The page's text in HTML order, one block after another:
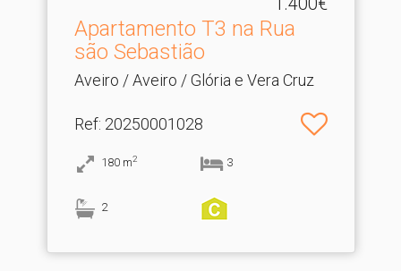
Apartamento T3 na Rua
são Sebastião
Aveiro / Aveiro / Glória e Vera Cruz
Ref: 20250001028
180 m2 3
2